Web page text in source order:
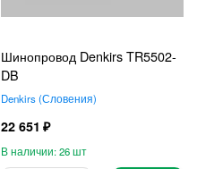
Шинопровод Denkirs TR5502-
DB
Denkirs Словения
22 651
26